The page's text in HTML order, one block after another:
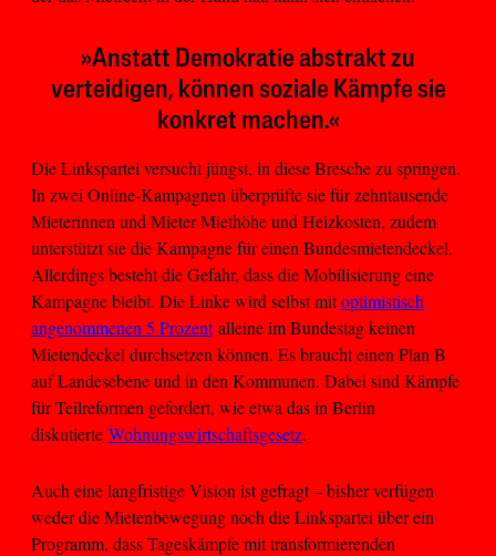
»Anstatt Demokratie abstrakt zu
verteidigen, können soziale Kämpfe sie
konkret machen.«
Die Linkspartei versucht jüngst, in diese Bresche zu springen.
In zwei Online-Kampagnen überprüfte sie für zehntausende
Mieterinnen und Mieter Miethöhe und Heizkosten, zudem
unterstützt sie die Kampagne für einen Bundesmietendeckel.
Allerdings besteht die Gefahr, dass die Mobilisierung eine
Kampagne bleibt. Die Linke wird selbst mitoptimistisch
angenommenen 5 Prozentalleine im Bundestag keinen
Mietendeckel durchsetzen können. Es braucht einen Plan B
auf Landesebene und in den Kommunen. Dabei sind Kämpfe
für Teilreformen gefordert, wie etwa das in Berlin
diskutierte Wohnungswirtschaftsgesetz.
Auch eine langfristige Vision ist gefragt – bisher verfügen
weder die Mietenbewegung noch die Linkspartei über ein
Programm, dass Tageskämpfe mit transformierenden